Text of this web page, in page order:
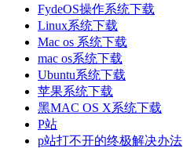
FydeOS操作系统下载
Linux系统下载
Mac os 系统下载
mac os系统下载
Ubuntu系统下载
苹果系统下载
黑MAC OS X系统下载
P站
p站打不开的终极解决办法